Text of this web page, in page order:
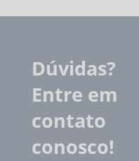
Dúvidas?
Entre em
contato
conosco!